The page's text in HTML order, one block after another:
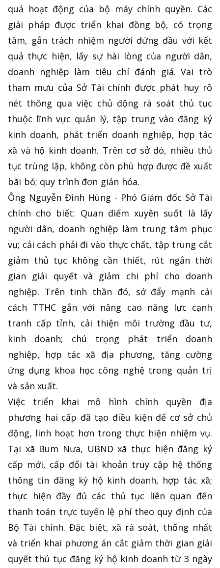
quả hoạt động của bộ máy chính quyền. Các
giải pháp được triển khai đồng bộ, có trọng
tâm, gắn trách nhiệm người đứng đầu với kết
quả thực hiện, lấy sự hài lòng của người dân,
doanh nghiệp làm tiêu chí đánh giá. Vai trò
tham mưu của Sở Tài chính được phát huy rõ
nét thông qua việc chủ động rà soát thủ tục
thuộc lĩnh vực quản lý, tập trung vào đăng ký
kinh doanh, phát triển doanh nghiệp, hợp tác
xã và hộ kinh doanh. Trên cơ sở đó, nhiều thủ
tục trùng lặp, không còn phù hợp được đề xuất
bãi bỏ; quy trình đơn giản hóa.
Ông Nguyễn Đình Hùng - Phó Giám đốc Sở Tài
chính cho biết: Quan điểm xuyên suốt là lấy
người dân, doanh nghiệp làm trung tâm phục
vụ; cải cách phải đi vào thực chất, tập trung cắt
giảm thủ tục không cần thiết, rút ngắn thời
gian giải quyết và giảm chi phí cho doanh
nghiệp. Trên tinh thần đó, sở đẩy mạnh cải
cách TTHC gắn với nâng cao năng lực cạnh
tranh cấp tỉnh, cải thiện môi trường đầu tư,
kinh doanh; chú trọng phát triển doanh
nghiệp, hợp tác xã địa phương, tăng cường
ứng dụng khoa học công nghệ trong quản trị
và sản xuất.
Việc triển khai mô hình chính quyền địa
phương hai cấp đã tạo điều kiện để cơ sở chủ
động, linh hoạt hơn trong thực hiện nhiệm vụ.
Tại xã Bum Nưa, UBND xã thực hiện đăng ký
cấp mới, cấp đổi tài khoản truy cập hệ thống
thông tin đăng ký hộ kinh doanh, hợp tác xã;
thực hiện đầy đủ các thủ tục liên quan đến
thanh toán trực tuyến lệ phí theo quy định của
Bộ Tài chính. Đặc biệt, xã rà soát, thống nhất
và triển khai phương án cắt giảm thời gian giải
quyết thủ tục đăng ký hộ kinh doanh từ 3 ngày